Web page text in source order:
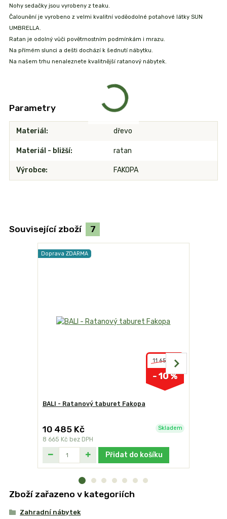
Nohy sedačky jsou vyrobeny z teaku.
Čalounění je vyrobeno z velmi kvalitní voděodolné potahové látky SUN
UMBRELLA.
Ratan je odolný vůči povětrnostním podmínkám i mrazu.
Na přímém slunci a dešti dochází k šednutí nábytku.
Na našem trhu nenaleznete kvalitnější ratanový nábytek.
Parametry
Materiál dřevo
Materiál - bližší ratan
Výrobce FAKOPA
Související zboží 7
Doprava ZDARMA
11 650 Kč
- 10 %
BALI - Ratanový taburet Fakopa
10 485 Kč
8 665 Kč bez DPH
Skladem
Přidat do košíku
Zboží zařazeno v kategoriích
Zahradní nábytek